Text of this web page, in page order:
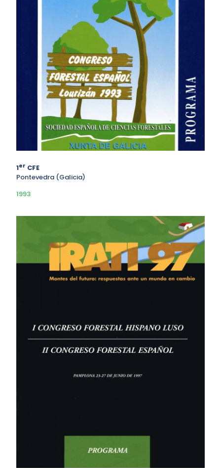
1er CFE
Pontevedra (Galicia)
1993